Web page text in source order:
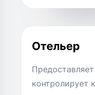
Отельер
контролирует